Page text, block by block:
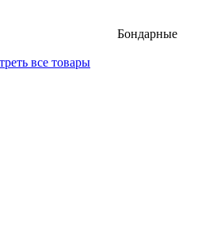
Бондарные
все товары